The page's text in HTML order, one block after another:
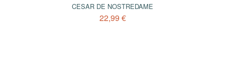
CESAR DE NOSTREDAME
22,99 €